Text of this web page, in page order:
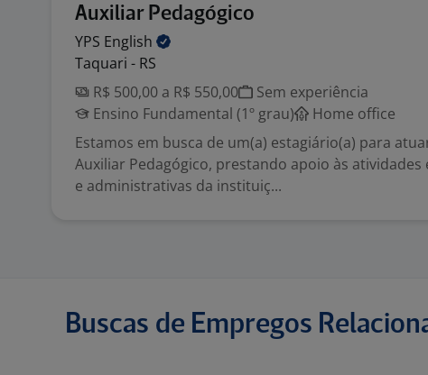
Auxiliar Pedagógico
YPS English
Taquari - RS
R$ 500,00 a R$ 550,00
Sem experiência
Ensino Fundamental (1º grau)
Home office
Estamos em busca de um(a) estagiário(a) para
Auxiliar Pedagógico, prestando apoio às atividades
e administrativas da instituiç...
Buscas de Empregos